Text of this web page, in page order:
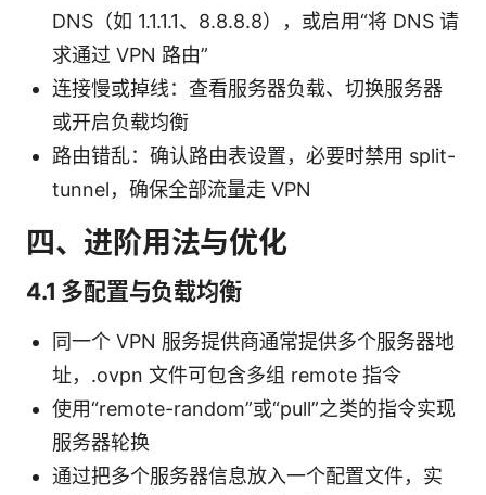
DNS（如 1.1.1.1、8.8.8.8），或启用“将 DNS 请
求通过 VPN 路由”
连接慢或掉线：查看服务器负载、切换服务器
或开启负载均衡
路由错乱：确认路由表设置，必要时禁用 split-
tunnel，确保全部流量走 VPN
四、进阶用法与优化
4.1 多配置与负载均衡
同一个 VPN 服务提供商通常提供多个服务器地
址，.ovpn 文件可包含多组 remote 指令
使用“remote-random”或“pull”之类的指令实现
服务器轮换
通过把多个服务器信息放入一个配置文件，实